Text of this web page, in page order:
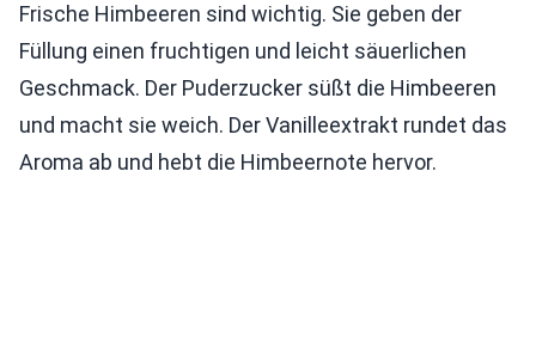
Frische Himbeeren sind wichtig. Sie geben der
Füllung einen fruchtigen und leicht säuerlichen
Geschmack. Der Puderzucker süßt die Himbeeren
und macht sie weich. Der Vanilleextrakt rundet das
Aroma ab und hebt die Himbeernote hervor.